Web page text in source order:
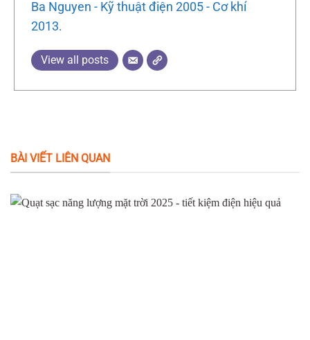
Ba Nguyen - Kỹ thuật điện 2005 - Cơ khí
2013.
View all posts
BÀI VIẾT LIÊN QUAN